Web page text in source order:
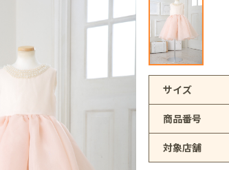
サイズ
商品番号
対象店舗